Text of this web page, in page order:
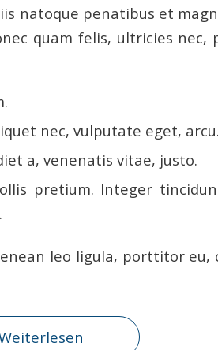
natoque penatibus et
quam felis, ultricies nec,
nec, vulputate eget, arcu.
a, venenatis vitae, justo.
pretium. Integer
leo ligula, porttitor eu,